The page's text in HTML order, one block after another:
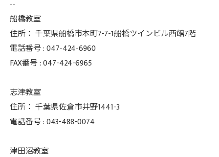
--
船橋教室
住所： 千葉県船橋市本町7-7-1船橋ツインビル西館7階
電話番号 :047-424-6960
FAX番号 :047-424-6965
志津教室
住所： 千葉県佐倉市井野1441-3
電話番号 :043-488-0074
津田沼教室